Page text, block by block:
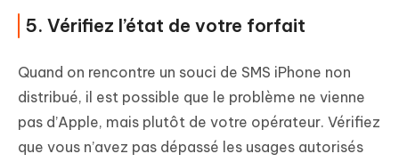
5. Vérifiez l’état de votre forfait
Quand on rencontre un souci de SMS iPhone non
distribué, il est possible que le problème ne vienne
pas d’Apple, mais plutôt de votre opérateur. Vérifiez
que vous n’avez pas dépassé les usages autorisés